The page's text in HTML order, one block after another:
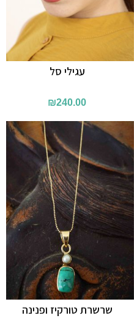
עגילי סל
₪240.00
שרשרת טורקיז ופנינה